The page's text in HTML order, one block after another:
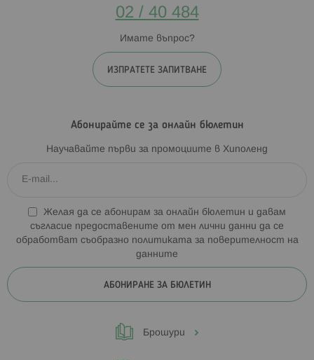
02 / 40 484
Имате въпрос?
ИЗПРАТЕТЕ ЗАПИТВАНЕ
Абонирайте се за онлайн бюлетин
Научавайте първи за промоциите в Хиполенд
Желая да се абонирам за онлайн бюлетин и давам
съгласие предоставените от мен лични данни да се
обработват съобразно политиката за поверителност на
данните
АБОНИРАНЕ ЗА БЮЛЕТИН
Брошури